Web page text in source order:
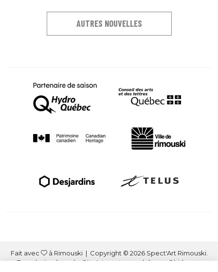
AUTRES NOUVELLES
Fait avec
à Rimouski | Copyright © 2026 Spect'Art Rimouski.
Tous droits réservés. Site Internet propulsé par :Okidoo.ca